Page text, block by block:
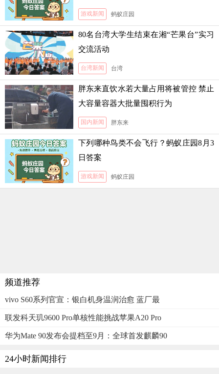
游戏新闻 蚂蚁庄园
80名台湾大学生结束在湘“芒果台”实习
交流活动
台湾新闻 台湾
胖东来直饮水若大量占用将被管控 禁止
大容量容器大批量囤积行为
国内新闻 胖东来
下列哪种鸟类不会飞行？蚂蚁庄园8月3
日答案
游戏新闻 蚂蚁庄园
频道推荐
vivo S60系列官宣：银白机身温润治愈 蓝厂最
联发科天玑9600 Pro单核性能挑战苹果A20 Pro
华为Mate 90发布会提档至9月：全球首发麒麟90
24小时新闻排行